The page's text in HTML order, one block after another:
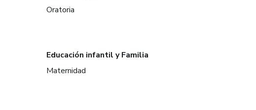
Oratoria
Educación infantil y Familia
Maternidad